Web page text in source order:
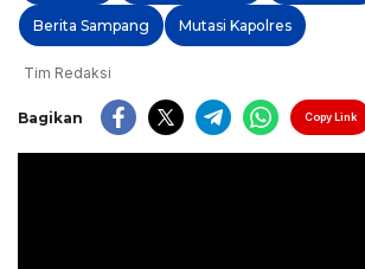
Berita Sampang Mutasi Kapolres
Tim Redaksi
Bagikan Copy Link